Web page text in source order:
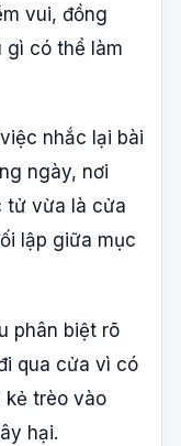
vui, đồng
có thể làm
nhắc lại bài
ngày, nơi
tử vừa là cửa
lập giữa mục
phân biệt rõ
qua cửa vì có
kẻ trèo vào
hại.